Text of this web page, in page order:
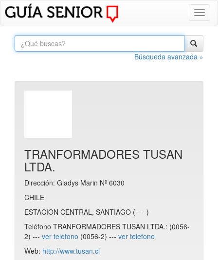
Búsqueda avanzada »
TRANFORMADORES TUSAN
LTDA.
Dirección: Gladys Marin Nº 6030
CHILE
ESTACION CENTRAL, SANTIAGO ( --- )
Teléfono TRANFORMADORES TUSAN LTDA.: (0056-
2) --- ver telefono (0056-2) --- ver telefono
Web: http://www.tusan.cl